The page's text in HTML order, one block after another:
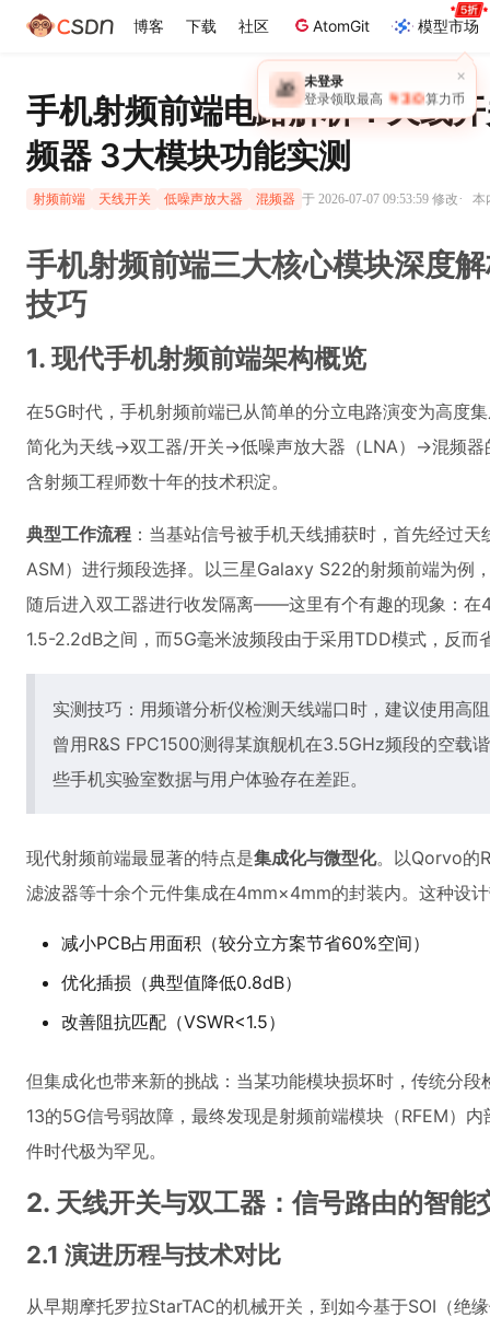
博客 下载 社区 AtomGit 模型市场
×
🎁 未登录
登录领取最高 ￥30 算力币
手机射频前端电路解析：天线
频器 3大模块功能实测
射频前端 天线开关 低噪声放大器 混频器 于 2026-07-07 09:53:59 修改· 本
手机射频前端三大核心模块深度
技巧
1. 现代手机射频前端架构概览
在5G时代，手机射频前端已从简单的分立电路演变为高度
简化为天线→双工器/开关→低噪声放大器（LNA）→混频器
含射频工程师数十年的技术积淀。
典型工作流程 ：当基站信号被手机天线捕获时，首先经过
ASM）进行频段选择。以三星Galaxy S22的射频前端为例
随后进入双工器进行收发隔离——这里有个有趣的现象：在
1.5-2.2dB之间，而5G毫米波频段由于采用TDD模式，反而
实测技巧：用频谱分析仪检测天线端口时，建议使用高
曾用R&S FPC1500测得某旗舰机在3.5GHz频段的空载
些手机实验室数据与用户体验存在差距。
现代射频前端最显著的特点是集成化与微型化。以Qorvo的
滤波器等十余个元件集成在4mm×4mm的封装内。这种设
减小PCB占用面积（较分立方案节省60%空间）
优化插损（典型值降低0.8dB）
改善阻抗匹配（VSWR<1.5）
但集成化也带来新的挑战：当某功能模块损坏时，传统分
13的5G信号弱故障，最终发现是射频前端模块（RFEM）
件时代极为罕见。
2. 天线开关与双工器：信号路由的智能
2.1 演进历程与技术对比
从早期摩托罗拉StarTAC的机械开关，到如今基于SOI（绝